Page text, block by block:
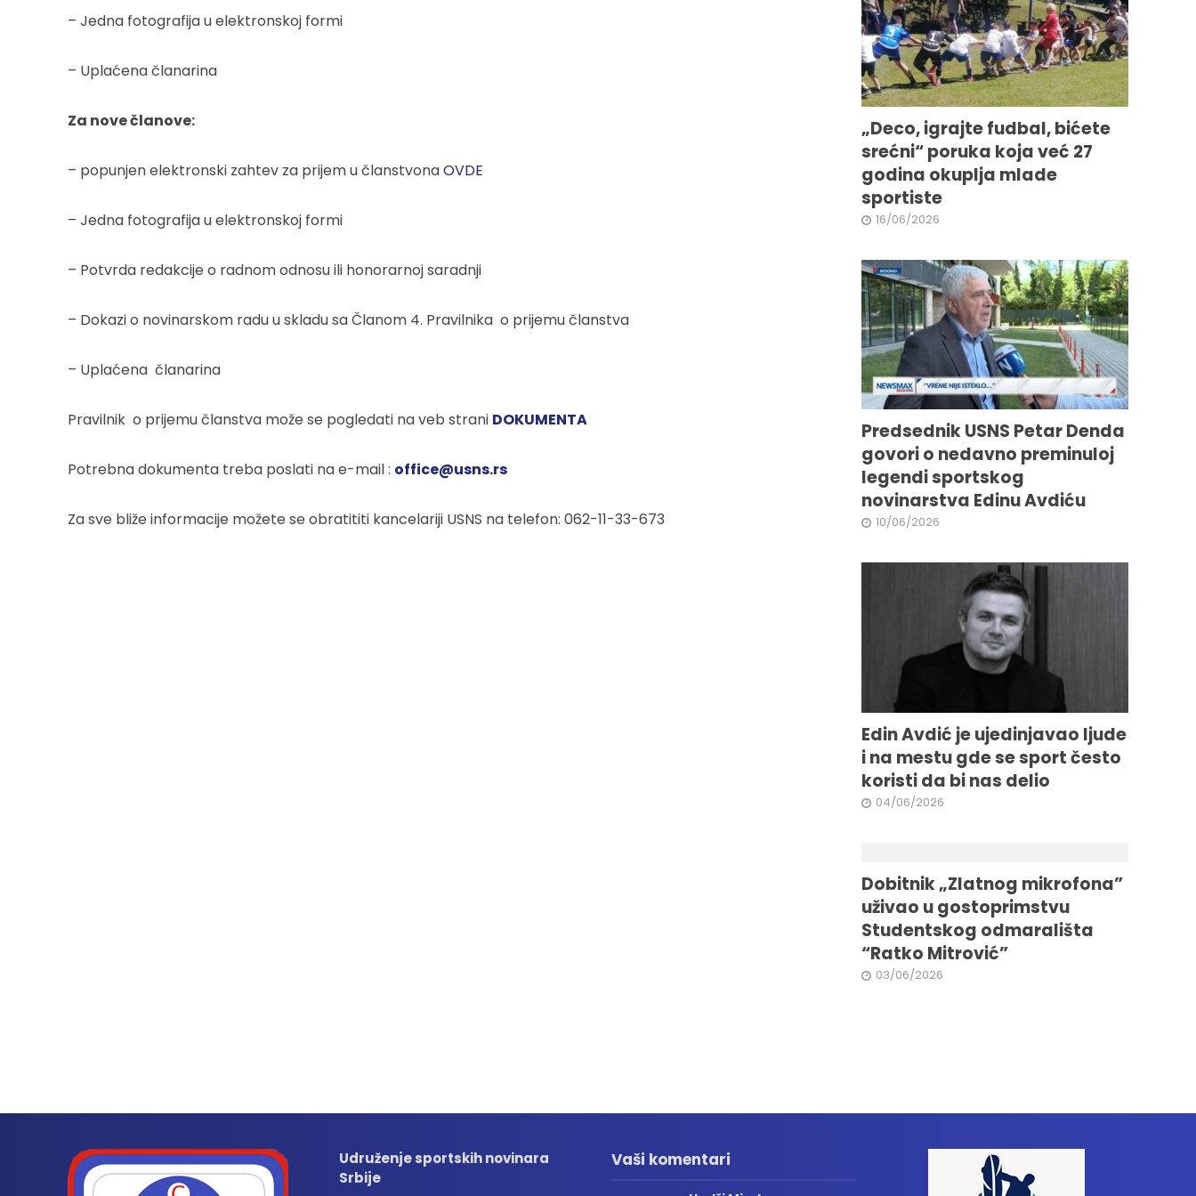
– Jedna fotografija u elektronskoj formi
– Uplaćena članarina
Za nove članove:
– popunjen elektronski zahtev za prijem u članstvonaOVDE
– Jedna fotografija u elektronskoj formi
– Potvrda redakcije o radnom odnosu ili honorarnoj saradnji
– Dokazi o novinarskom radu u skladu sa Članom 4. Pravilnika o prijemu članstva
– Uplaćena članarina
Pravilnik o prijemu članstva može se pogledati na veb strani DOKUMENTA
Potrebna dokumenta treba poslati na e-mail : office@usns.rs
Za sve bliže informacije možete se obratititi kancelariji USNS na telefon: 062-11-33-673
„Deco, igrajte fudbal, bićete
srećni“ poruka koja već 27
godina okuplja mlade
sportiste
16/06/2026
Predsednik USNS Petar Denda
govori o nedavno preminuloj
legendi sportskog
novinarstva Edinu Avdiću
10/06/2026
Edin Avdić je ujedinjavao ljude
i na mestu gde se sport često
koristi da bi nas delio
04/06/2026
Dobitnik „Zlatnog mikrofona”
uživao u gostoprimstvu
Studentskog odmarališta
“Ratko Mitrović”
03/06/2026
Udruženje sportskih novinara
Srbije
Vaši komentari